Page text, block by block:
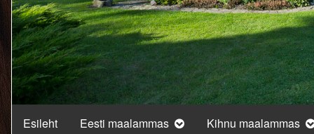
Esileht Eesti maalammas Kihnu maalammas